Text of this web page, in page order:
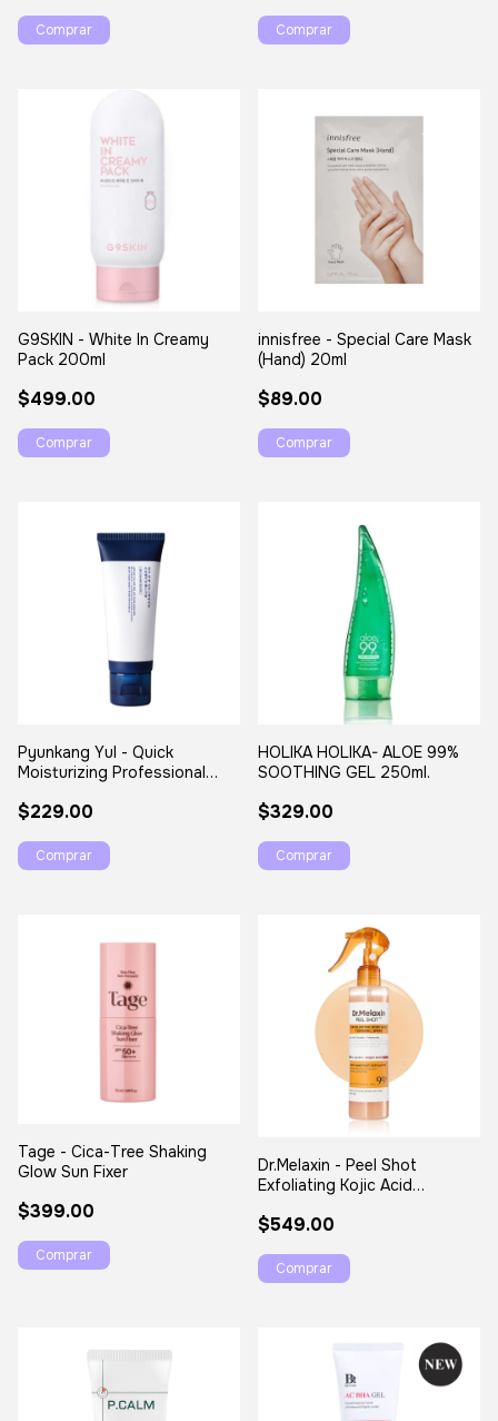
G9SKIN - White In Creamy
Pack 200ml
$499.00
innisfree - Special Care Mask
(Hand) 20ml
$89.00
Pyunkang Yul - Quick
Moisturizing Professional
$229.00
HOLIKA HOLIKA- ALOE 99%
SOOTHING GEL 250ml.
$329.00
Tage - Cica-Tree Shaking
Glow Sun Fixer
$399.00
Dr.Melaxin - Peel Shot
Exfoliating Kojic Acid
$549.00